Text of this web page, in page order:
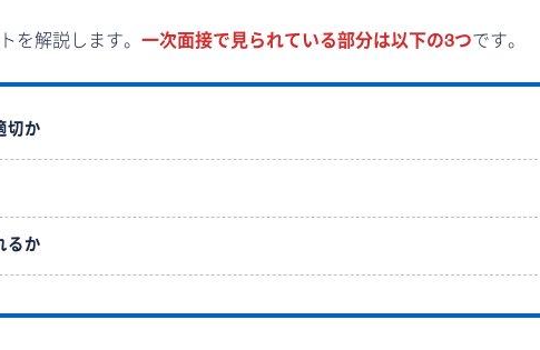
を解説します。 一次面接で見られている部分は以下の3つです。
切か
るか